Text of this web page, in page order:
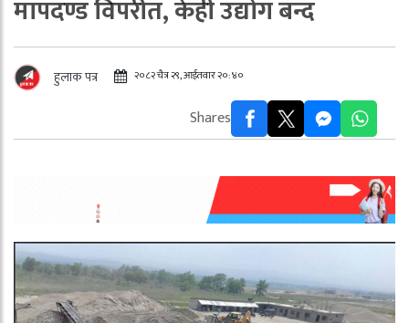
मापदण्ड विपरीत, केही उद्योग बन्द
हुलाक पत्र २०८२ चैत्र २९, आईतवार २०:४०
Shares